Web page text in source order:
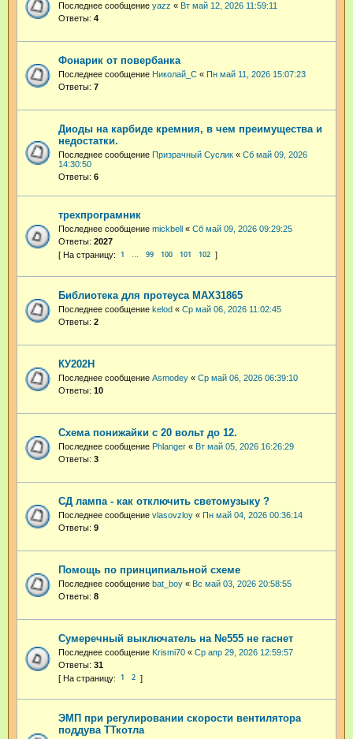
Последнее сообщение yazz « Вт май 12, 2026 11:59:11
Ответы: 4
Фонарик от повербанка
Последнее сообщение Николай_С « Пн май 11, 2026 15:07:23
Ответы: 7
Диоды на карбиде кремния, в чем преимущества и
недостатки.
Последнее сообщение Призрачный Суслик « Сб май 09, 2026
14:30:50
Ответы: 6
трехпрограмник
Последнее сообщение mickbell « Сб май 09, 2026 09:29:25
Ответы: 2027
1 … 99 100 101 102
Библиотека для протеуса MAX31865
Последнее сообщение kelod « Ср май 06, 2026 11:02:45
Ответы: 2
КУ202Н
Последнее сообщение Asmodey « Ср май 06, 2026 06:39:10
Ответы: 10
Схема понижайки с 20 вольт до 12.
Последнее сообщение Phlanger « Вт май 05, 2026 16:26:29
Ответы: 3
СД лампа - как отключить светомузыку ?
Последнее сообщение vlasovzloy « Пн май 04, 2026 00:36:14
Ответы: 9
Помощь по принципиальной схеме
Последнее сообщение bat_boy « Вс май 03, 2026 20:58:55
Ответы: 8
Сумеречный выключатель на Ne555 не гаснет
Последнее сообщение Krismi70 « Ср апр 29, 2026 12:59:57
Ответы: 31
1 2
ЭМП при регулировании скорости вентилятора
поддува ТТкотла